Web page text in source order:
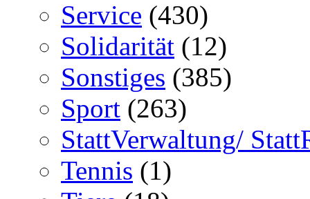
Service (430)
Solidarität (12)
Sonstiges (385)
Sport (263)
StattVerwaltung/
Tennis (1)